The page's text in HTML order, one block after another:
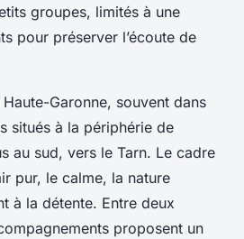
groupes, limités à une
pour préserver l’écoute de
Garonne, souvent dans
situés à la périphérie de
au sud, vers le Tarn. Le cadre
pur, le calme, la nature
à la détente. Entre deux
proposent un